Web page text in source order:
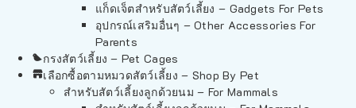
แก็ดเจ็ตสำหรับสัตว์เลี้ยง – Gadgets For Pets
อุปกรณ์เสริมอื่นๆ – Other Accessories For
Parents
กรงสัตว์เลี้ยง – Pet Cages
เลือกซื้อตามหมวดสัตว์เลี้ยง – Shop By Pet
สำหรับสัตว์เลี้ยงลูกด้วยนม – For Mammals